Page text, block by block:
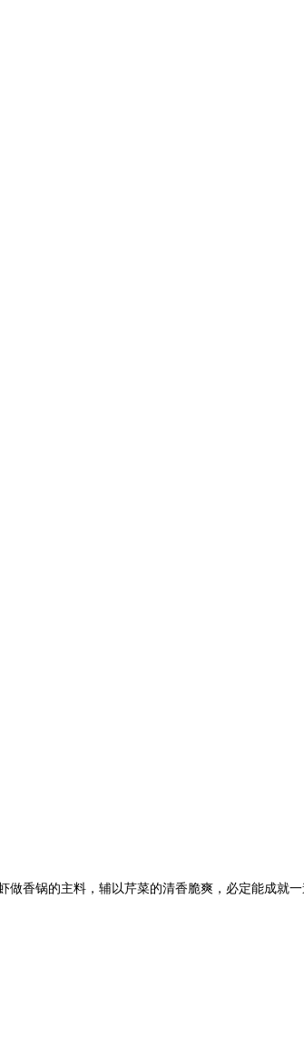
香锅的主料，辅以芹菜的清香脆爽，必定能成就